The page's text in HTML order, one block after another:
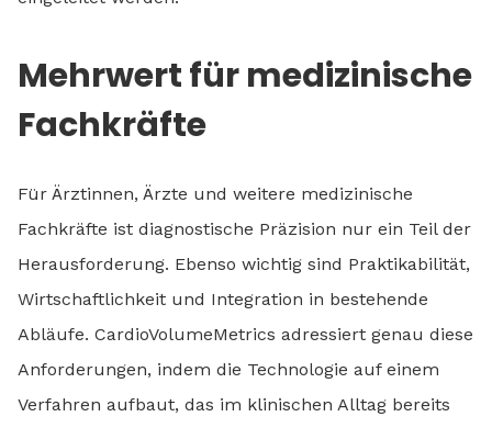
Mehrwert für medizinische
Fachkräfte
Für Ärztinnen, Ärzte und weitere medizinische
Fachkräfte ist diagnostische Präzision nur ein Teil der
Herausforderung. Ebenso wichtig sind Praktikabilität,
Wirtschaftlichkeit und Integration in bestehende
Abläufe. CardioVolumeMetrics adressiert genau diese
Anforderungen, indem die Technologie auf einem
Verfahren aufbaut, das im klinischen Alltag bereits